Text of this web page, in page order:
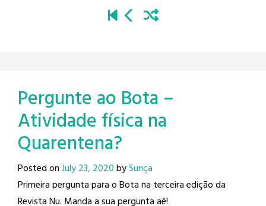
Pergunte ao Bota –
Atividade física na
Quarentena?
Posted onJuly 23, 2020bySunça
Primeira pergunta para o Bota na terceira edição da
Revista Nu. Manda a sua pergunta aê!